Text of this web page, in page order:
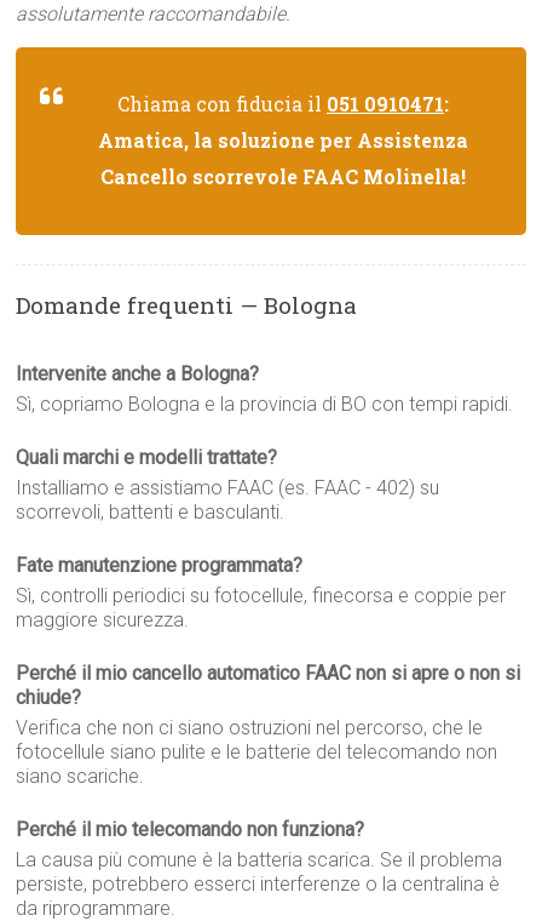
assolutamente raccomandabile.
Chiama con fiducia il 051 0910471:
Amatica, la soluzione per Assistenza
Cancello scorrevole FAAC Molinella!
Domande frequenti — Bologna
Intervenite anche a Bologna?
Sì, copriamo Bologna e la provincia di BO con tempi rapidi.
Quali marchi e modelli trattate?
Installiamo e assistiamo FAAC (es. FAAC - 402) su
scorrevoli, battenti e basculanti.
Fate manutenzione programmata?
Sì, controlli periodici su fotocellule, finecorsa e coppie per
maggiore sicurezza.
Perché il mio cancello automatico FAAC non si apre o non si
chiude?
Verifica che non ci siano ostruzioni nel percorso, che le
fotocellule siano pulite e le batterie del telecomando non
siano scariche.
Perché il mio telecomando non funziona?
La causa più comune è la batteria scarica. Se il problema
persiste, potrebbero esserci interferenze o la centralina è
da riprogrammare.